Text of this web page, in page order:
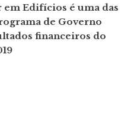
em Edifícios é uma das
de Governo
financeiros do